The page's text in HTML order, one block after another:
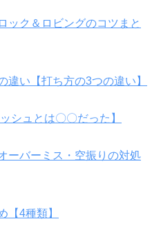
ック＆ロビングのコツまと
違い【打ち方の3つの違い】
シュとは〇〇だった】
ーバーミス・空振りの対処
【4種類】